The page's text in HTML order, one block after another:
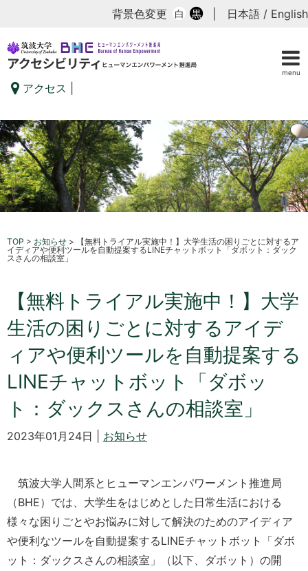
menu
背景色変更 白 黒 日本語 / English
アクセス
TOP > お知らせ >
【無料トライアル実施中！】大学生活の困りごとに対するア
イディアや便利ツールを自動提案するLINEチャットボット「ダボット：ダック
スさんの相談室」
【無料トライアル実施中！】大学
生活の困りごとに対するアイデ
ィアや便利ツールを自動提案する
LINEチャットボット「ダボッ
ト：ダックスさんの相談室」
2023年01月24日 | お知らせ
筑波大学人間系とヒューマンエンパワーメント推進局
（BHE）では、大学生をはじめとした日常生活における
様々な困りごとやお悩みに対して解決のためのアイディア
や便利なツールを自動提案するLINEチャットボット「ダボ
ット：ダックスさんの相談室」（以下、ダボット）の開